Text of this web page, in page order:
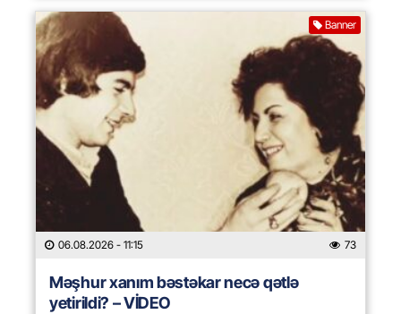
Banner
06.08.2026 - 11:15 73
Məşhur xanım bəstəkar necə qətlə
yetirildi? – VİDEO